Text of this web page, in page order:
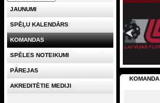
KOMANDA
JAUNUMI
SPĒĻU KALENDĀRS
KOMANDAS
SPĒLES NOTEIKUMI
PĀREJAS
AKREDITĒTIE MEDIJI